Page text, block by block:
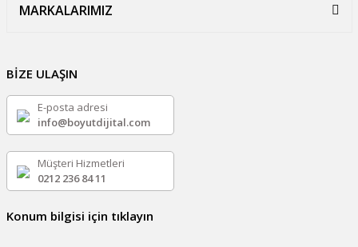
MARKALARIMIZ
BİZE ULAŞIN
E-posta adresi
info@boyutdijital.com
Müşteri Hizmetleri
0212 236 84 11
Konum bilgisi için tıklayın